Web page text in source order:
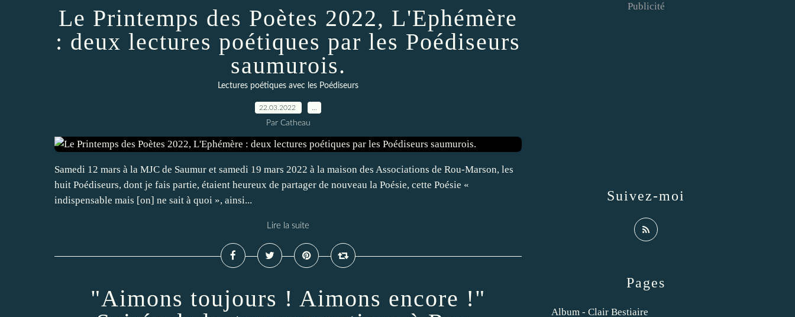
Le Printemps des Poètes 2022, L'Ephémère
: deux lectures poétiques par les Poédiseurs
saumurois.
Lectures poétiques avec les Poédiseurs
22.03.2022
Par Catheau
Samedi 12 mars à la MJC de Saumur et samedi 19 mars 2022 à la maison des Associations de Rou-Marson, les
huit Poédiseurs, dont je fais partie, étaient heureux de partager de nouveau la Poésie, cette Poésie «
indispensable mais [on] ne sait à quoi », ainsi...
Lire la suite
"Aimons toujours ! Aimons encore !"
Pages
Album - Clair Bestiaire
Suivez-moi
Publicité